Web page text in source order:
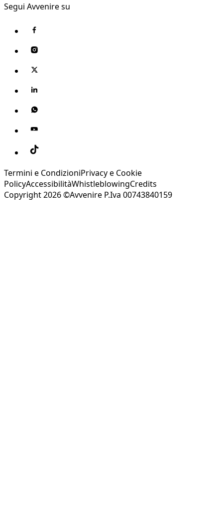
Segui Avvenire su
Termini e CondizioniPrivacy e Cookie
PolicyAccessibilitàWhistleblowingCredits
Copyright 2026 ©Avvenire P.Iva 00743840159